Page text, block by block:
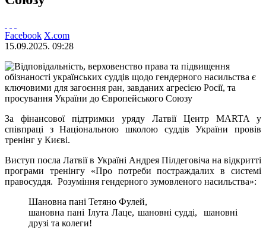
Facebook X.com
15.09.2025. 09:28
За фінансової підтримки уряду Латвії Центр MARTA у
співпраці з Національною школою суддів України провів
тренінг у Києві.
Виступ посла Латвії в Україні Андрея Пілдеговіча на відкритті
програми тренінгу «Про потреби постраждалих в системі
правосуддя. Розуміння гендерного зумовленого насильства»:
Шановна пані Тетяно Фулей,
шановна пані Ілута Лаце, шановні судді, шановні
друзі та колеги!